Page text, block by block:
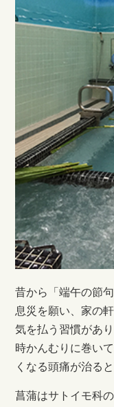
昔から「端午の節
息災を願い、家の
気を払う習慣があ
時かんむりに巻い
くなる頭痛が治る
菖蒲はサトイモ科